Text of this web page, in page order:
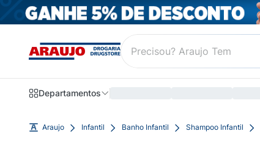
Departamentos
Araujo Infantil Banho Infantil Shampoo Infantil